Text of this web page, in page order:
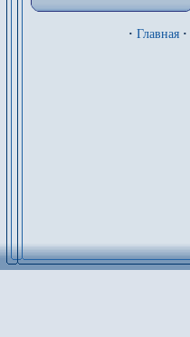
· Главная ·